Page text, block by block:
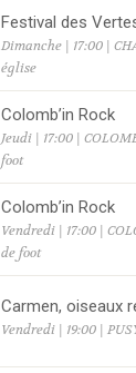
Festival des
Dimanche | 17:00 |
église
Colomb’in Rock
Jeudi | 17:00 |
foot
Colomb’in Rock
Vendredi | 17:00 |
de foot
Carmen, oiseaux
Vendredi | 19:00 |